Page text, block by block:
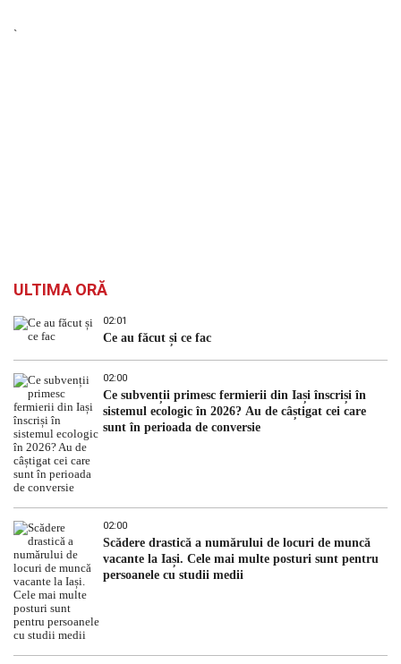
`
ULTIMA ORĂ
02:01
Ce au făcut și ce fac
02:00
Ce subvenții primesc fermierii din Iași înscriși în
sistemul ecologic în 2026? Au de câștigat cei care
sunt în perioada de conversie
02:00
Scădere drastică a numărului de locuri de muncă
vacante la Iași. Cele mai multe posturi sunt pentru
persoanele cu studii medii